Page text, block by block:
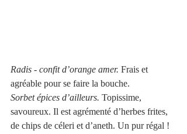
Radis - confit d’orange amer. Frais et
agréable pour se faire la bouche.
Sorbet épices d’ailleurs. Topissime,
savoureux. Il est agrémenté d’herbes frites,
de chips de céleri et d’aneth. Un pur régal !